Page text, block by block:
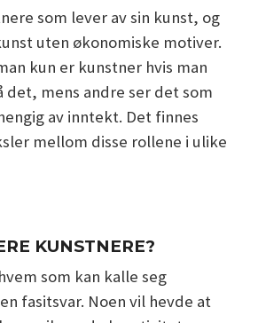
som lever av sin kunst, og
uten økonomiske motiver.
kun er kunstner hvis man
det, mens andre ser det som
av inntekt. Det finnes
mellom disse rollene i ulike
KUNSTNERE?
som kan kalle seg
fasitsvar. Noen vil hevde at